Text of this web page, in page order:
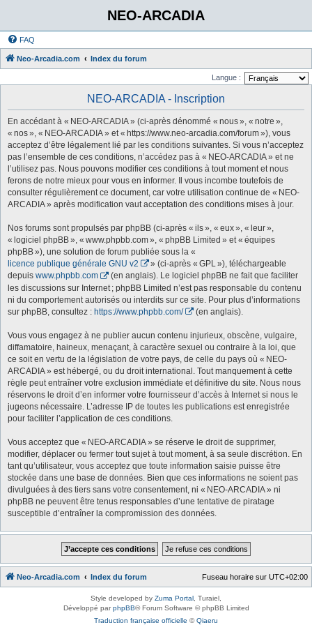
NEO-ARCADIA
FAQ
Neo-Arcadia.com Index du forum
Langue :
NEO-ARCADIA - Inscription
En accédant à « NEO-ARCADIA » (ci-après dénommé « nous », « notre »,
« nos », « NEO-ARCADIA » et « https://www.neo-arcadia.com/forum »), vous
acceptez d’être légalement lié par les conditions suivantes. Si vous n’acceptez
pas l’ensemble de ces conditions, n’accédez pas à « NEO-ARCADIA » et ne
l’utilisez pas. Nous pouvons modifier ces conditions à tout moment et nous
ferons de notre mieux pour vous en informer. Il vous incombe toutefois de
consulter régulièrement ce document, car votre utilisation continue de « NEO-
ARCADIA » après modification vaut acceptation des conditions mises à jour.
Nos forums sont propulsés par phpBB (ci-après « ils », « eux », « leur »,
« logiciel phpBB », « www.phpbb.com », « phpBB Limited » et « équipes
phpBB »), une solution de forum publiée sous la «
licence publique générale GNU v2
» (ci-après « GPL »), téléchargeable
depuis www.phpbb.com
(en anglais). Le logiciel phpBB ne fait que faciliter
les discussions sur Internet ; phpBB Limited n’est pas responsable du contenu
ni du comportement autorisés ou interdits sur ce site. Pour plus d’informations
sur phpBB, consultez : https://www.phpbb.com/ (en anglais).
Vous vous engagez à ne publier aucun contenu injurieux, obscène, vulgaire,
diffamatoire, haineux, menaçant, à caractère sexuel ou contraire à la loi, que
ce soit en vertu de la législation de votre pays, de celle du pays où « NEO-
ARCADIA » est hébergé, ou du droit international. Tout manquement à cette
règle peut entraîner votre exclusion immédiate et définitive du site. Nous nous
réservons le droit d’en informer votre fournisseur d’accès à Internet si nous le
jugeons nécessaire. L’adresse IP de toutes les publications est enregistrée
pour faciliter l’application de ces conditions.
Vous acceptez que « NEO-ARCADIA » se réserve le droit de supprimer,
modifier, déplacer ou fermer tout sujet à tout moment, à sa seule discrétion. En
tant qu’utilisateur, vous acceptez que toute information saisie puisse être
stockée dans une base de données. Bien que ces informations ne soient pas
divulguées à des tiers sans votre consentement, ni « NEO-ARCADIA » ni
phpBB ne peuvent être tenus responsables d’une tentative de piratage
susceptible d’entraîner la compromission des données.
Neo-Arcadia.com Index du forum Fuseau horaire sur UTC+02:00
Style developed by Zuma Portal , Turaiel,
Développé parphpBB® Forum Software © phpBB Limited
Traduction française officielle ©Qiaeru